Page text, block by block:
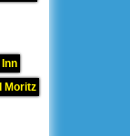
Inn
Moritz